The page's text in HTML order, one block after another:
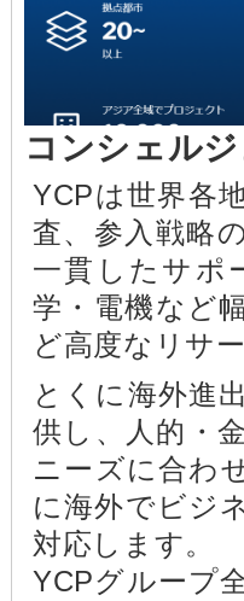
コンシェル
YCPは世界各
査、参入戦略
一貫したサポ
学・電機など
ど高度なリサ
とくに海外進
供し、人的・
ニーズに合わ
に海外でビジ
対応します。
YCPグループ